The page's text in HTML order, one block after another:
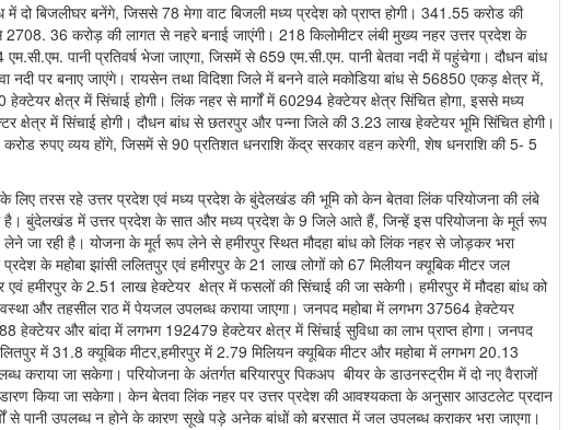
बिजलीघर बनेंगे, जिससे 78 मेगा वाट बिजली मध्य प्रदेश को प्राप्त होगी। 341.55 करोड की
से 2708. 36 करोड़ की लागत से नहरे बनाई जाएंगी। 218 किलोमीटर लंबी मुख्य नहर उत्तर प्रदेश के
पानी प्रतिवर्ष भेजा जाएगा, जिसमें से 659 एम.सी.एम. पानी बेतवा नदी में पहुंचेगा। दौधन बांध
नदी पर बनाए जाएंगे। रायसेन तथा विदिशा जिले में बनने वाले मकोडिया बांध से 56850 एकड़ क्षेत्र में,
क्षेत्र में सिंचाई होगी। लिंक नहर से मार्गों में 60294 हेक्टेयर क्षेत्र सिंचित होगा, इससे मध्य
में सिंचाई होगी। दौधन बांध से छतरपुर और पन्ना जिले की 3.23 लाख हेक्टेयर भूमि सिंचित होगी।
रुपए व्यय होंगे, जिसमें से 90 प्रतिशत धनराशि केंद्र सरकार वहन करेगी, शेष धनराशि की 5- 5
तरस रहे उत्तर प्रदेश एवं मध्य प्रदेश के बुंदेलखंड की भूमि को केन बेतवा लिंक परियोजना की लंबे
है। बुंदेलखंड में उत्तर प्रदेश के सात और मध्य प्रदेश के 9 जिले आते हैं, जिन्हें इस परियोजना के मूर्त रूप
जा रही है। योजना के मूर्त रूप लेने से हमीरपुर स्थित मौदहा बांध को लिंक नहर से जोड़कर भरा
प्रदेश के महोबा झांसी ललितपुर एवं हमीरपुर के 21 लाख लोगों को 67 मिलीयन क्यूबिक मीटर जल
एवं हमीरपुर के 2.51 लाख हेक्टेयर क्षेत्र में फसलों की सिंचाई की जा सकेगी। हमीरपुर में मौदहा बांध को
और तहसील राठ में पेयजल उपलब्ध कराया जाएगा। जनपद महोबा में लगभग 37564 हेक्टेयर
और बांदा में लगभग 192479 हेक्टेयर क्षेत्र में सिंचाई सुविधा का लाभ प्राप्त होगा। जनपद
में 31.8 क्यूबिक मीटर,हमीरपुर में 2.79 मिलियन क्यूबिक मीटर और महोबा में लगभग 20.13
जा सकेगा। परियोजना के अंतर्गत बरियारपुर पिकअप बीयर के डाउनस्ट्रीम में दो नए वैराजों
किया जा सकेगा। केन बेतवा लिंक नहर पर उत्तर प्रदेश की आवश्यकता के अनुसार आउटलेट प्रदान
से पानी उपलब्ध न होने के कारण सूखे पड़े अनेक बांधों को बरसात में जल उपलब्ध कराकर भरा जाएगा।